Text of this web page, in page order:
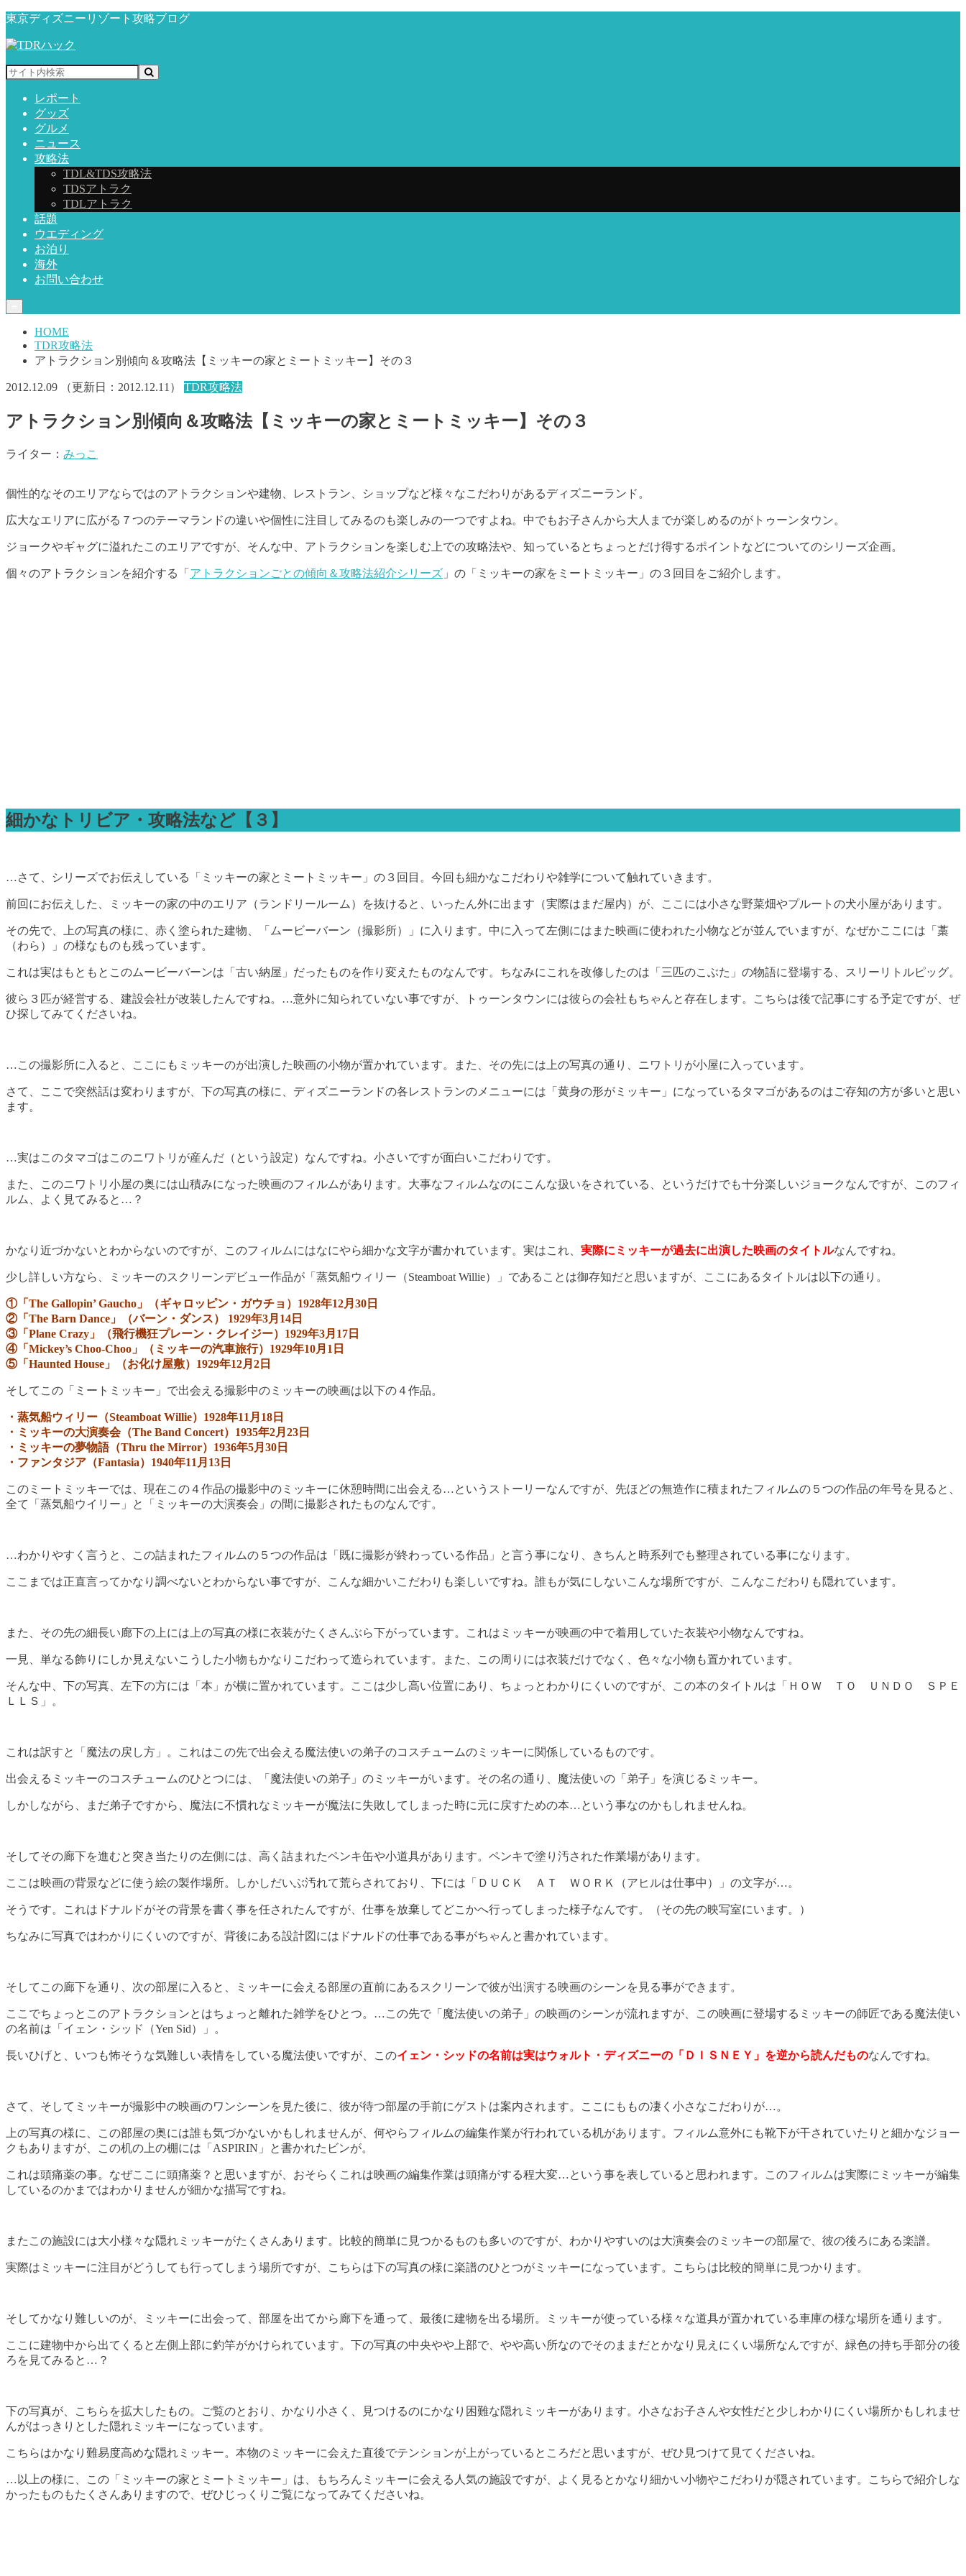
東京ディズニーリゾート攻略ブログ
レポート
グッズ
グルメ
ニュース
攻略法
TDL&TDS攻略法
TDSアトラク
TDLアトラク
話題
ウエディング
お泊り
海外
お問い合わせ
HOME
TDR攻略法
アトラクション別傾向＆攻略法【ミッキーの家とミートミッキー】その３
2012.12.09 （更新日： 2012.12.11 ） TDR攻略法
アトラクション別傾向＆攻略法【ミッキーの家とミートミッキー】その３
ライター： みっこ
個性的なそのエリアならではのアトラクションや建物、レストラン、ショップなど様々なこだわりがあるディズニーランド。
広大なエリアに広がる７つのテーマランドの違いや個性に注目してみるのも楽しみの一つですよね。中でもお子さんから大人までが楽しめるのがトゥーンタウン。
ジョークやギャグに溢れたこのエリアですが、そんな中、アトラクションを楽しむ上での攻略法や、知っているとちょっとだけ得するポイントなどについてのシリーズ企画。
個々のアトラクションを紹介する「 アトラクションごとの傾向＆攻略法紹介シリーズ 」の「ミッキーの家をミートミッキー」の３回目をご紹介します。
細かなトリビア・攻略法など【３】
…さて、シリーズでお伝えしている「ミッキーの家とミートミッキー」の３回目。今回も細かなこだわりや雑学について触れていきます。
前回にお伝えした、ミッキーの家の中のエリア（ランドリールーム）を抜けると、いったん外に出ます（実際はまだ屋内）が、ここには小さな野菜畑やプルートの犬小屋があります。
その先で、上の写真の様に、赤く塗られた建物、「ムービーバーン（撮影所）」に入ります。中に入って左側にはまた映画に使われた小物などが並んでいますが、なぜかここには「藁
（わら）」の様なものも残っています。
これは実はもともとこのムービーバーンは「古い納屋」だったものを作り変えたものなんです。ちなみにこれを改修したのは「三匹のこぶた」の物語に登場する、スリーリトルピッグ。
彼ら３匹が経営する、建設会社が改装したんですね。…意外に知られていない事ですが、トゥーンタウンには彼らの会社もちゃんと存在します。こちらは後で記事にする予定ですが、ぜ
ひ探してみてくださいね。
…この撮影所に入ると、ここにもミッキーのが出演した映画の小物が置かれています。また、その先には上の写真の通り、ニワトリが小屋に入っています。
さて、ここで突然話は変わりますが、下の写真の様に、ディズニーランドの各レストランのメニューには「黄身の形がミッキー」になっているタマゴがあるのはご存知の方が多いと思い
ます。
…実はこのタマゴはこのニワトリが産んだ（という設定）なんですね。小さいですが面白いこだわりです。
また、このニワトリ小屋の奥には山積みになった映画のフィルムがあります。大事なフィルムなのにこんな扱いをされている、というだけでも十分楽しいジョークなんですが、このフィ
ルム、よく見てみると…？
かなり近づかないとわからないのですが、このフィルムにはなにやら細かな文字が書かれています。実はこれ、 実際にミッキーが過去に出演した映画のタイトルなんですね。
少し詳しい方なら、ミッキーのスクリーンデビュー作品が「蒸気船ウィリー（Steamboat Willie）」であることは御存知だと思いますが、ここにあるタイトルは以下の通り。
①「The Gallopin’ Gaucho」（ギャロッピン・ガウチョ）1928年12月30日
②「The Barn Dance」（バーン・ダンス） 1929年3月14日
③「Plane Crazy」（飛行機狂プレーン・クレイジー）1929年3月17日
④「Mickey’s Choo-Choo」（ミッキーの汽車旅行）1929年10月1日
⑤「Haunted House」（お化け屋敷）1929年12月2日
そしてこの「ミートミッキー」で出会える撮影中のミッキーの映画は以下の４作品。
・蒸気船ウィリー（Steamboat Willie）1928年11月18日
・ミッキーの大演奏会（The Band Concert）1935年2月23日
・ミッキーの夢物語（Thru the Mirror）1936年5月30日
・ファンタジア（Fantasia）1940年11月13日
このミートミッキーでは、現在この４作品の撮影中のミッキーに休憩時間に出会える…というストーリーなんですが、先ほどの無造作に積まれたフィルムの５つの作品の年号を見ると、
全て「蒸気船ウイリー」と「ミッキーの大演奏会」の間に撮影されたものなんです。
…わかりやすく言うと、この詰まれたフィルムの５つの作品は「既に撮影が終わっている作品」と言う事になり、きちんと時系列でも整理されている事になります。
ここまでは正直言ってかなり調べないとわからない事ですが、こんな細かいこだわりも楽しいですね。誰もが気にしないこんな場所ですが、こんなこだわりも隠れています。
また、その先の細長い廊下の上には上の写真の様に衣装がたくさんぶら下がっています。これはミッキーが映画の中で着用していた衣装や小物なんですね。
一見、単なる飾りにしか見えないこうした小物もかなりこだわって造られています。また、この周りには衣装だけでなく、色々な小物も置かれています。
そんな中、下の写真、左下の方には「本」が横に置かれています。ここは少し高い位置にあり、ちょっとわかりにくいのですが、この本のタイトルは「ＨＯＷ ＴＯ ＵＮＤＯ ＳＰＥ
ＬＬＳ」。
これは訳すと「魔法の戻し方」。これはこの先で出会える魔法使いの弟子のコスチュームのミッキーに関係しているものです。
出会えるミッキーのコスチュームのひとつには、「魔法使いの弟子」のミッキーがいます。その名の通り、魔法使いの「弟子」を演じるミッキー。
しかしながら、まだ弟子ですから、魔法に不慣れなミッキーが魔法に失敗してしまった時に元に戻すための本…という事なのかもしれませんね。
そしてその廊下を進むと突き当たりの左側には、高く詰まれたペンキ缶や小道具があります。ペンキで塗り汚された作業場があります。
ここは映画の背景などに使う絵の製作場所。しかしだいぶ汚れて荒らされており、下には「ＤＵＣＫ ＡＴ ＷＯＲＫ（アヒルは仕事中）」の文字が…。
そうです。これはドナルドがその背景を書く事を任されたんですが、仕事を放棄してどこかへ行ってしまった様子なんです。（その先の映写室にいます。）
ちなみに写真ではわかりにくいのですが、背後にある設計図にはドナルドの仕事である事がちゃんと書かれています。
そしてこの廊下を通り、次の部屋に入ると、ミッキーに会える部屋の直前にあるスクリーンで彼が出演する映画のシーンを見る事ができます。
ここでちょっとこのアトラクションとはちょっと離れた雑学をひとつ。…この先で「魔法使いの弟子」の映画のシーンが流れますが、この映画に登場するミッキーの師匠である魔法使い
の名前は「イェン・シッド（Yen Sid）」。
長いひげと、いつも怖そうな気難しい表情をしている魔法使いですが、このイェン・シッドの名前は実はウォルト・ディズニーの「ＤＩＳＮＥＹ」を逆から読んだものなんですね。
さて、そしてミッキーが撮影中の映画のワンシーンを見た後に、彼が待つ部屋の手前にゲストは案内されます。ここにももの凄く小さなこだわりが…。
上の写真の様に、この部屋の奥には誰も気づかないかもしれませんが、何やらフィルムの編集作業が行われている机があります。フィルム意外にも靴下が干されていたりと細かなジョー
クもありますが、この机の上の棚には「ASPIRIN」と書かれたビンが。
これは頭痛薬の事。なぜここに頭痛薬？と思いますが、おそらくこれは映画の編集作業は頭痛がする程大変…という事を表していると思われます。このフィルムは実際にミッキーが編集
しているのかまではわかりませんが細かな描写ですね。
またこの施設には大小様々な隠れミッキーがたくさんあります。比較的簡単に見つかるものも多いのですが、わかりやすいのは大演奏会のミッキーの部屋で、彼の後ろにある楽譜。
実際はミッキーに注目がどうしても行ってしまう場所ですが、こちらは下の写真の様に楽譜のひとつがミッキーになっています。こちらは比較的簡単に見つかります。
そしてかなり難しいのが、ミッキーに出会って、部屋を出てから廊下を通って、最後に建物を出る場所。ミッキーが使っている様々な道具が置かれている車庫の様な場所を通ります。
ここに建物中から出てくると左側上部に釣竿がかけられています。下の写真の中央やや上部で、やや高い所なのでそのままだとかなり見えにくい場所なんですが、緑色の持ち手部分の後
ろを見てみると…？
下の写真が、こちらを拡大したもの。ご覧のとおり、かなり小さく、見つけるのにかなり困難な隠れミッキーがあります。小さなお子さんや女性だと少しわかりにくい場所かもしれませ
んがはっきりとした隠れミッキーになっています。
こちらはかなり難易度高めな隠れミッキー。本物のミッキーに会えた直後でテンションが上がっているところだと思いますが、ぜひ見つけて見てくださいね。
…以上の様に、この「ミッキーの家とミートミッキー」は、もちろんミッキーに会える人気の施設ですが、よく見るとかなり細かい小物やこだわりが隠されています。こちらで紹介しな
かったものもたくさんありますので、ぜひじっくりご覧になってみてくださいね。